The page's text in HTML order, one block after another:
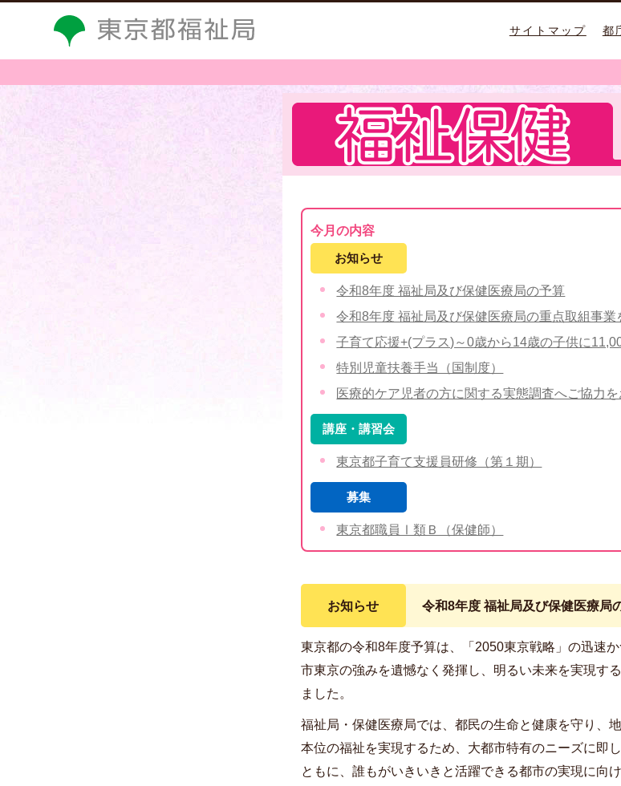
サイトマップ 都
今月の内容
お知らせ
令和8年度 福祉局及び保健医療局の予算
令和8年度 福祉局及び保健医療局の重点取組事業
子育て応援+(プラス)～0歳から14歳の子供に
特別児童扶養手当（国制度）
医療的ケア児者の方に関する実態調査へご協力を
講座・講習会
東京都子育て支援員研修（第１期）
募集
東京都職員Ⅰ類Ｂ（保健師）
お知らせ 令和8年度 福祉局及び保健医療局
東京都の令和8年度予算は、「2050東京戦略」の迅速
市東京の強みを遺憾なく発揮し、明るい未来を実現す
ました。
福祉局・保健医療局では、都民の生命と健康を守り、
本位の福祉を実現するため、大都市特有のニーズに即
ともに、誰もがいきいきと活躍できる都市の実現に向